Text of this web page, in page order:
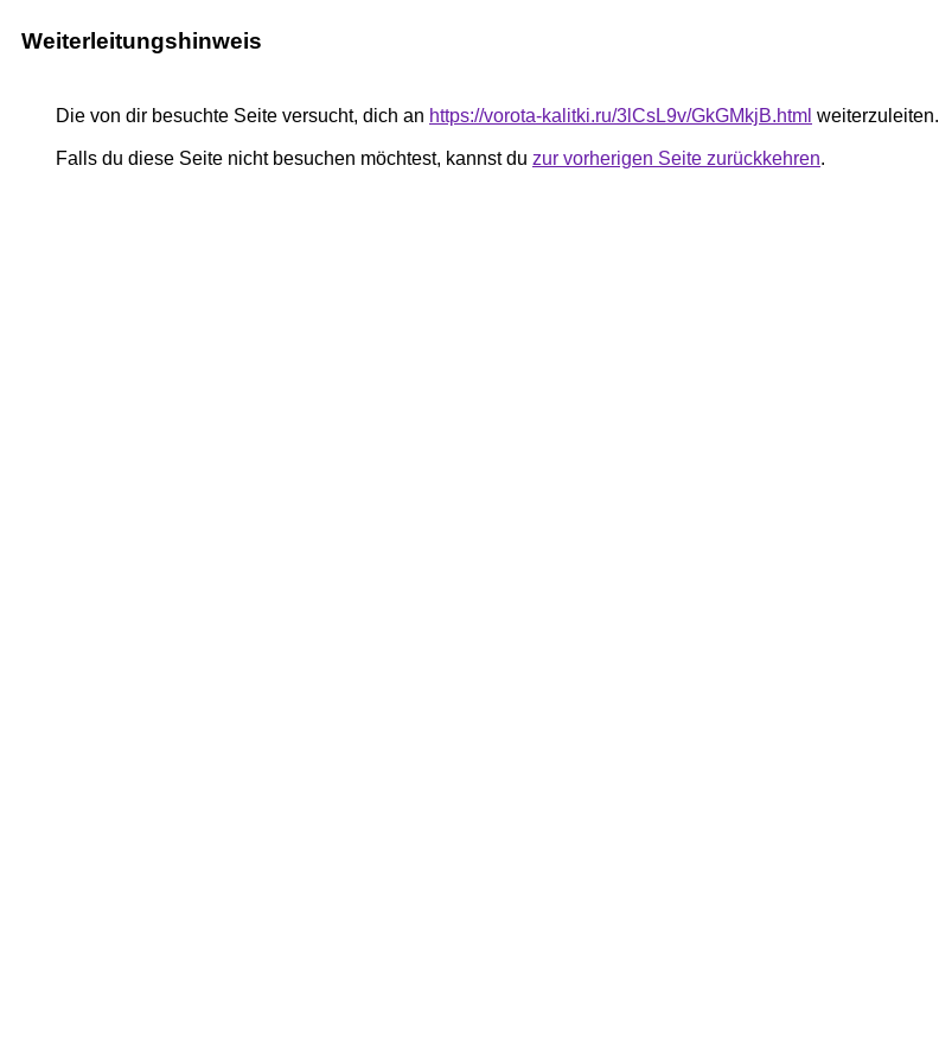
Weiterleitungshinweis
Die von dir besuchte Seite versucht, dich an https://vorota-kalitki.ru/3lCsL9v/GkGMkjB.html weiterzuleiten.
Falls du diese Seite nicht besuchen möchtest, kannst du zur vorherigen Seite zurückkehren.